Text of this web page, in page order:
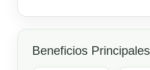
Beneficios Principales